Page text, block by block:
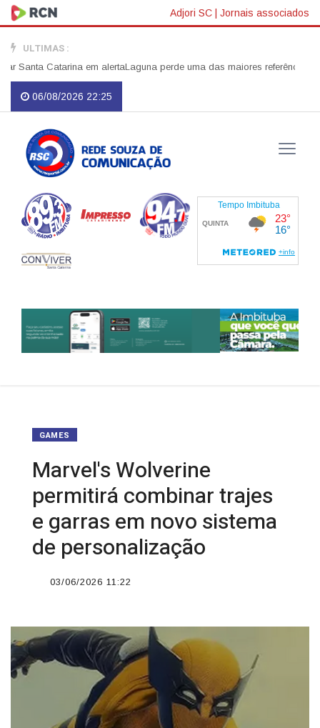
Adjori SC | Jornais associados
ULTIMAS :
Catarina em alertaLaguna perde uma das maiores referências do
06/08/2026 22:25
GAMES
Marvel's Wolverine
permitirá combinar trajes
e garras em novo sistema
de personalização
03/06/2026 11:22